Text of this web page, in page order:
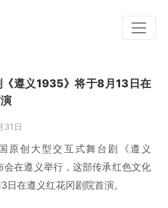
《遵义1935》将于8月13日在
31日
原创大型交互式舞台剧《遵义
会在遵义举行，这部传承红色文化
日在遵义红花冈剧院首演。